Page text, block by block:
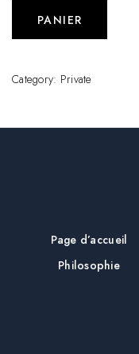
PANIER
Category: Private
Page d’accueil
Philosophie